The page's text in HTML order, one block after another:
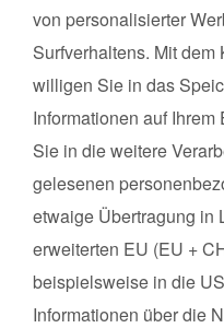
Kursart
von personalisierter
Surfverhaltens. Mit dem
willigen Sie in das
Informationen auf
Sie in die weitere
gelesenen
etwaige Übertragung in
erweiterten EU (EU +
beispielsweise in die
Informationen über die